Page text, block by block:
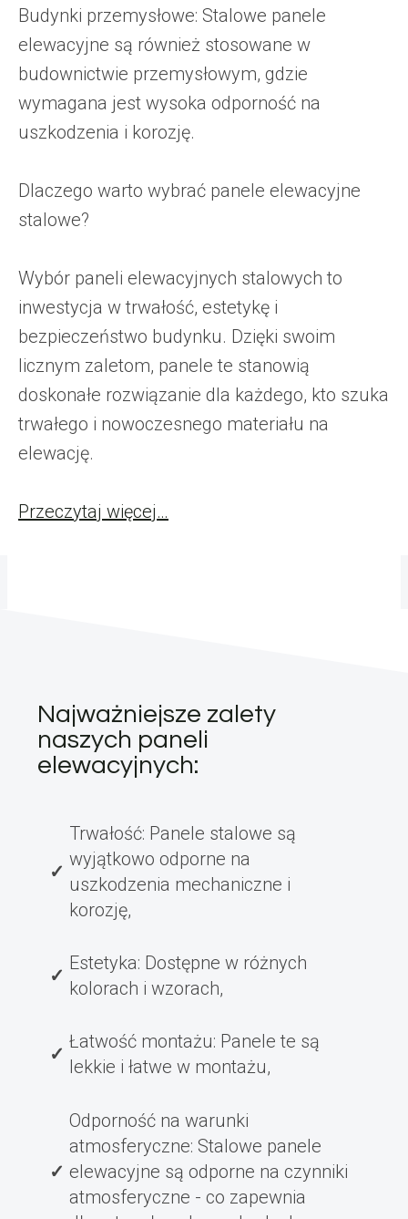
Budynki przemysłowe: Stalowe panele
elewacyjne są również stosowane w
budownictwie przemysłowym, gdzie
wymagana jest wysoka odporność na
uszkodzenia i korozję.
Dlaczego warto wybrać panele elewacyjne
stalowe?
Wybór paneli elewacyjnych stalowych to
inwestycja w trwałość, estetykę i
bezpieczeństwo budynku. Dzięki swoim
licznym zaletom, panele te stanowią
doskonałe rozwiązanie dla każdego, kto szuka
trwałego i nowoczesnego materiału na
elewację.
Przeczytaj więcej…
Najważniejsze zalety
naszych paneli
elewacyjnych:
Trwałość: Panele stalowe są
wyjątkowo odporne na
uszkodzenia mechaniczne i
korozję,
Estetyka: Dostępne w różnych
kolorach i wzorach,
Łatwość montażu: Panele te są
lekkie i łatwe w montażu,
Odporność na warunki
atmosferyczne: Stalowe panele
elewacyjne są odporne na czynniki
atmosferyczne - co zapewnia